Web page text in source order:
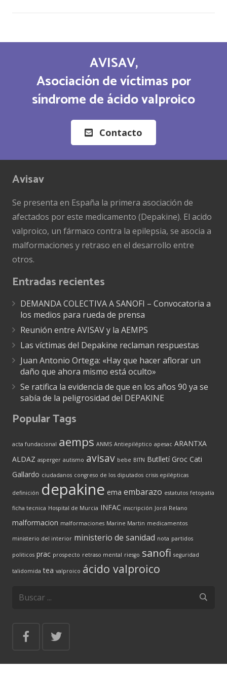
AVISAV,
Asociación de víctimas por
síndrome de ácido valproico
Contacto
Avisav
Se presenta en España la primera asociación de
afectados por este medicamento (Depakine). El acido
valproico, un fármaco contra la epilepsia, se asocia a
malformaciones y retraso en el desarrollo entre
otros.
Entradas recientes
DEMANDA COLECTIVA A SANOFI – Convocatoria a
los medios para rueda de prensa
Reunión entre AVISAV y la AEMPS
Las víctimas del Depakine reclaman respuestas
Juan Antonio Ortega: «Hay que hacer aflorar un
daño que ahora mismo está oculto»
Se ratifica la evidencia de que en los años 90 ya se
sabía de la peligrosidad del DEPAKINE
Popular Tags
acta fundacional aemps ANMS Antiepiléptico apesac ARANTXA
ALDAZ asperger autismo avisav bebe BITN Butlletí Groc Cati
Gallardo ciudadanos congreso de los diputados crisis epilépticas
definición depakine ema embarazo estatutos fetopatía
ficha tecnica Hospital de Murcia INFAC inscripción Jordi Relano
malformacion malformaciones Marine Martin medicamentos
ministerio del interior ministerio de sanidad nota partidos
politicos prac prospecto retraso mental riesgo sanofi seguridad
talidomida tea valproico ácido valproico